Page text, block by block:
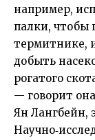
например,
палки, чтобы
термитнике,
добыть
рогатого
— говорит
Ян Лангбейн,